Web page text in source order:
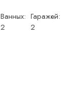
Ванных:
2
Гаражей:
2